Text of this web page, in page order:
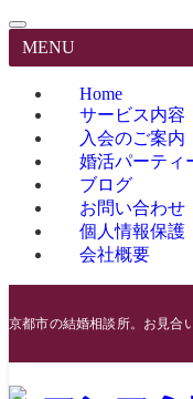
MENU
Home
サービス内容
入会のご案内
婚活パーティ
ブログ
お問い合わせ
個人情報保護
会社概要
京都市の結婚相談所。お見合